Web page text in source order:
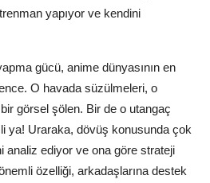
yapıyor ve kendini
gücü, anime dünyasının en
O havada süzülmeleri, o
görsel şölen. Bir de o utangaç
ya! Uraraka, dövüş konusunda çok
analiz ediyor ve ona göre strateji
özelliği, arkadaşlarına destek